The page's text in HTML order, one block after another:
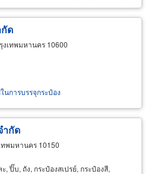
ด
เทพมหานคร 10600
นการบรรจุกระป๋อง
ำกัด
ทพมหานคร 10150
, ปิ๊บ, ถัง, กระป๋องสเปรย์, กระป๋องสี,